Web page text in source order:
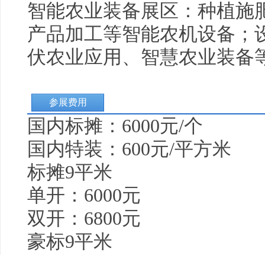
智能农业装备展区：种植施
产品加工等智能农机设备；
伏农业应用、 智慧农业装备
参展费用
国内标摊：6000元/个
国内特装：600元/平方米
标摊9平米
单开：6000元
双开：6800元
豪标9平米